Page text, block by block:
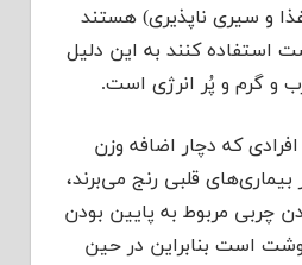
و سیری ناپذیری) هستند
استفاده کنند به این دلیل
و گرم و پُر انرژی است.
که دچار اضافه وزن
قلبی رنج می‌برند،
چربی مربوط به پایین بودن
است بنابراین در حین